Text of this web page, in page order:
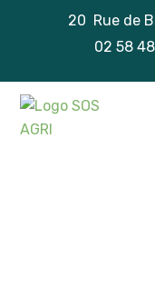
20 Rue de
02 58